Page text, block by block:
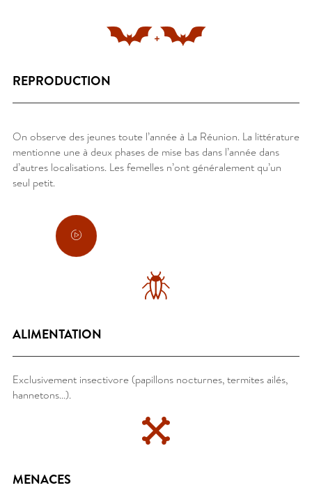
REPRODUCTION
On observe des jeunes toute l’année à La Réunion. La littérature
mentionne une à deux phases de mise bas dans l’année dans
d’autres localisations. Les femelles n’ont généralement qu’un
seul petit.
ALIMENTATION
Exclusivement insectivore (papillons nocturnes, termites ailés,
hannetons…).
MENACES